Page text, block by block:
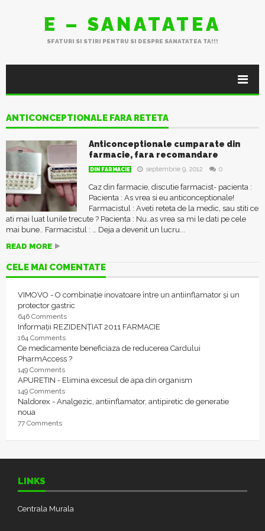
E – SANATATEA
SFATURI SI STIRI PENTRU SI DESPRE SANATATEA TA!!!
ANTICONCEPTIONALE FARA RETETA
Anticonceptionale cumparate din
farmacie, fara recomandare
DIN FARMACIE septembrie 9, 2012 0
Caz din farmacie, discutie farmacist- pacienta :
Pacienta : As vrea si eu anticonceptionale!
Farmacistul : Aveti reteta de la medic, sau stiti ce
ati mai luat lunile trecute ? Pacienta : Nu..as vrea sa mi le dati pe cele
mai bune.. Farmacistul : … Deja a devenit un lucru...
READ MORE
CELE MAI COMENTATE
VIMOVO - O combinație inovatoare între un antiinflamator și un
protector gastric
646 Comments
Informații REZIDENȚIAT 2011 FARMACIE
164 Comments
Ce medicamente beneficiaza de reducerea Cardului
PharmAccess ?
149 Comments
APURETIN - Elimina excesul de apa din organism
149 Comments
Naldorex - Analgezic, antiinflamator, antipiretic de generatie
noua
77 Comments
LINKS
Centrala Murala